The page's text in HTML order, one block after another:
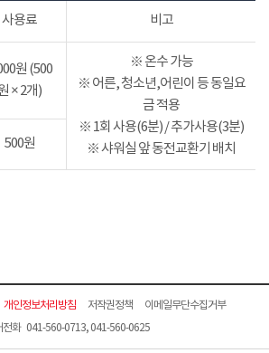
사용료 비고
원 (500
× 2개)
※ 온수 가능
※ 어른, 청소년,어린이 등 동일요
금 적용
※ 1회 사용(6분) / 추가사용(3분)
※ 샤워실 앞 동전교환기 배치
500원
개인정보처리방침 저작권정책
이메일무단수집거부
전화 041-560-0713, 041-560-0625